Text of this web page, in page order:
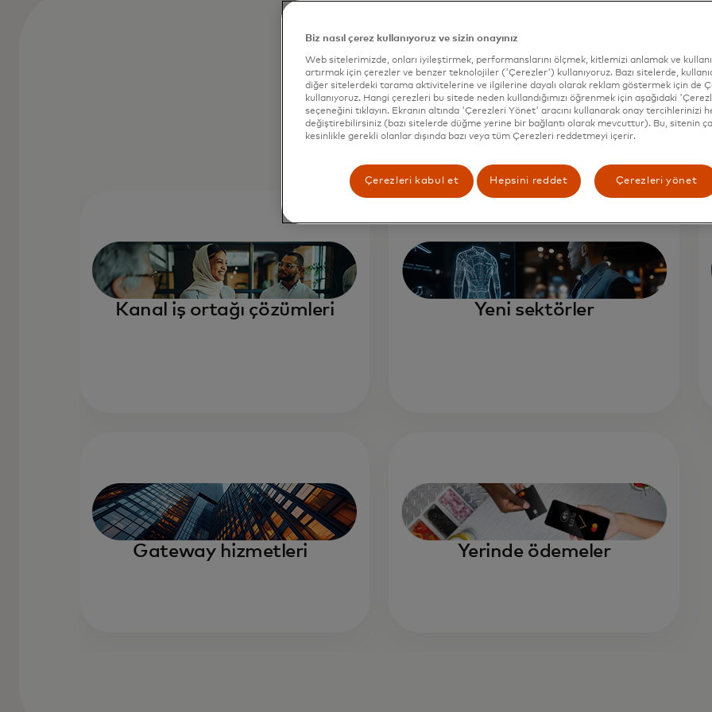
Kanal iş ortağı çözümleri Yeni sektörler
Gateway hizmetleri Yerinde ödemeler
Biz nasıl çerez kullanıyoruz ve sizin onayınız
Web sitelerimizde, onları iyileştirmek, performanslarını ölçmek, kitlemizi anlamak ve
artırmak için çerezler ve benzer teknolojiler ('Çerezler') kullanıyoruz. Bazı sitelerde,
diğer sitelerdeki tarama aktivitelerine ve ilgilerine dayalı olarak reklam göstermek için de
kullanıyoruz. Hangi çerezleri bu sitede neden kullandığımızı öğrenmek için aşağıdaki
seçeneğini tıklayın. Ekranın altında 'Çerezleri Yönet' aracını kullanarak onay tercihlerinizi
değiştirebilirsiniz (bazı sitelerde düğme yerine bir bağlantı olarak mevcuttur). Bu, sitenin
kesinlikle gerekli olanlar dışında bazı veya tüm Çerezleri reddetmeyi içerir.
Çerezleri kabul et Hepsini reddet Çerezleri yönet